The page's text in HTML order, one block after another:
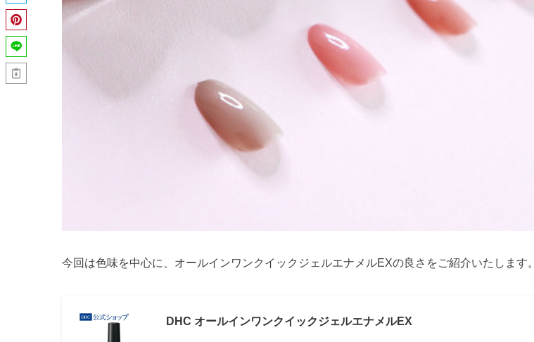
今回は色味を中心に、オールインワンクイックジェルエナメルEXの良さをご紹介いたします。
DHC オールインワンクイックジェルエナメルEX